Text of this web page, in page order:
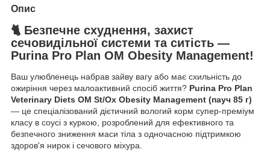
Опис
🐈 Безпечне схуднення, захист
сечовидільної системи та ситість —
Purina Pro Plan OM Obesity Management!
Ваш улюбленець набрав зайву вагу або має схильність до
ожиріння через малоактивний спосіб життя? Purina Pro Plan
Veterinary Diets OM St/Ox Obesity Management (пауч 85 г)
— це спеціалізований дієтичний вологий корм супер-преміум
класу в соусі з куркою, розроблений для ефективного та
безпечного зниження маси тіла з одночасною підтримкою
здоров'я нирок і сечового міхура.